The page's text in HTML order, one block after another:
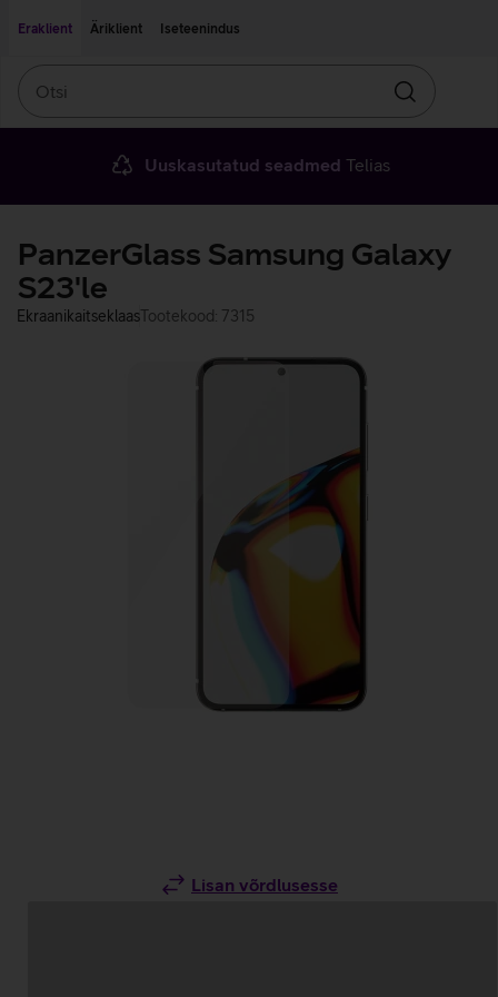
Eraklient
Äriklient Iseteenindus
Otsin
Uuskasutatud seadmed Telias
PanzerGlass Samsung Galaxy
S23'le
EkraanikaitseklaasTootekood: 7315
Lisan võrdlusesse